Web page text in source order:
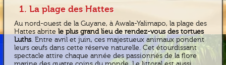
1. La plage des Hattes
Au nord-ouest de la Guyane, à Awala-Yalimapo, la plage des
Hattes abritele plus grand lieu de rendez-vous des tortues
Luths. Entre avril et juin, ces majestueux animaux pondent
leurs œufs dans cette réserve naturelle. Cet étourdissant
spectacle attire chaque année des passionnés de la flore